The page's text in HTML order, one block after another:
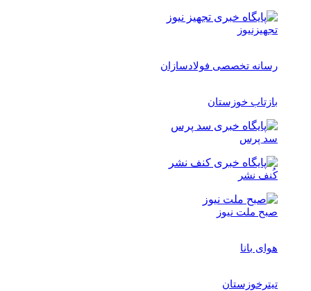
تجهیزنیوز
رسانه تخصصی فولادسازان
بازتاب خوزستان
سد پرس
کُنف نشر
صبح ملت نیوز
هوای بانا
تیترخوزستان